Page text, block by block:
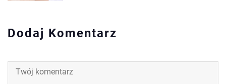
Dodaj Komentarz